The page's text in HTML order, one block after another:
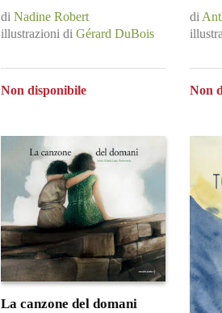
di Nadine Robert
illustrazioni di Gérard DuBois
Non disponibile
di
Non
La canzone del domani